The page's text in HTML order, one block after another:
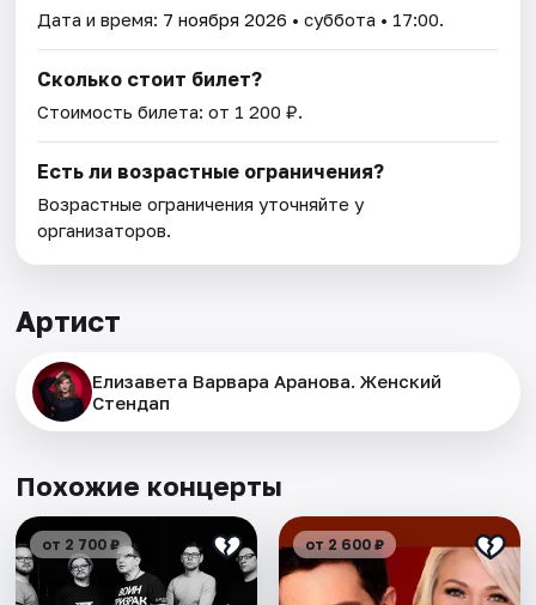
Дата и время: 7 ноября 2026 • суббота • 17:00.
Сколько стоит билет?
Стоимость билета: от 1 200 ₽.
Есть ли возрастные ограничения?
Возрастные ограничения уточняйте у
организаторов.
Артист
Елизавета Варвара Аранова. Женский
Стендап
Похожие концерты
от 2 700 ₽ от 2 600 ₽